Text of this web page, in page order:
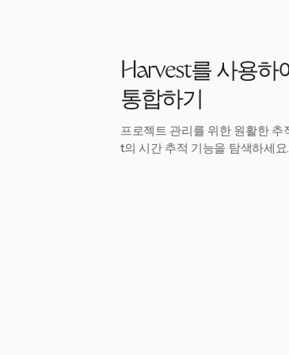
Harvest를 사용하
통합하기
프로젝트 관리를 위한 원활한
t의 시간 추적 기능을 탐색하세요.